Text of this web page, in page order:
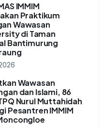
IMMIM
Praktikum
Wawasan
di Taman
Bantimurung
Wawasan
dan Islami, 86
Nurul Muttahidah
Pesantren IMMIM